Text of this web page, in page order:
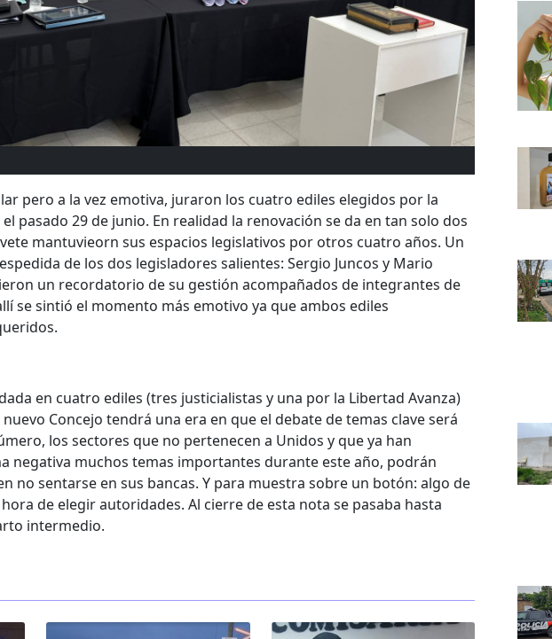
pero a la vez emotiva, juraron los cuatro ediles elegidos por la
pasado 29 de junio. En realidad la renovación se da en tan solo dos
mantuvieorn sus espacios legislativos por otros cuatro años. Un
de los dos legisladores salientes: Sergio Juncos y Mario
un recordatorio de su gestión acompañados de integrantes de
se sintió el momento más emotivo ya que ambos ediles
en cuatro ediles (tres justicialistas y una por la Libertad Avanza)
Concejo tendrá una era en que el debate de temas clave será
los sectores que no pertenecen a Unidos y que ya han
negativa muchos temas importantes durante este año, podrán
no sentarse en sus bancas. Y para muestra sobre un botón: algo de
de elegir autoridades. Al cierre de esta nota se pasaba hasta
intermedio.